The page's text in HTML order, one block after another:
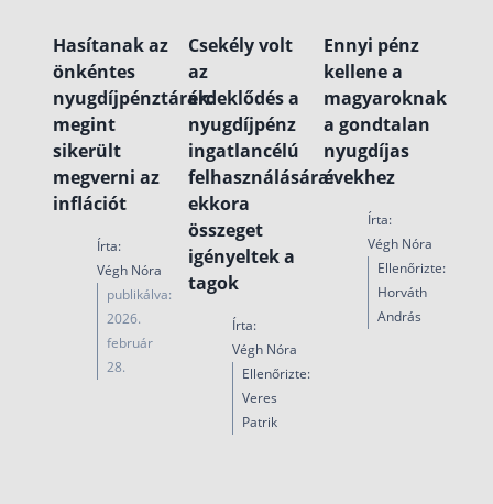
Hasítanak az
önkéntes
nyugdíjpénztárak:
megint
sikerült
megverni az
inflációt
Írta:
Végh Nóra
publikálva:
2026.
február
28.
Csekély volt
az
érdeklődés a
nyugdíjpénz
ingatlancélú
felhasználására:
ekkora
összeget
igényeltek a
tagok
Írta:
Végh Nóra
Ellenőrizte:
Veres
Patrik
Ennyi pénz
kellene a
magyaroknak
a gondtalan
nyugdíjas
évekhez
Írta:
Végh Nóra
Ellenőrizte:
Horváth
András